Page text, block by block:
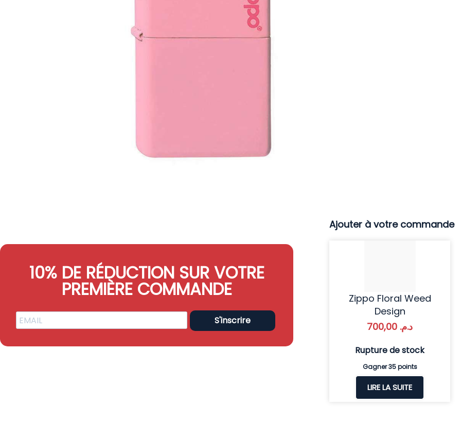
10% DE RÉDUCTION SUR VOTRE
PREMIÈRE COMMANDE
S'inscrire
Ajouter à votre commande
Zippo Floral Weed
Design
د.م.
Rupture de stock
Gagner 35 points
LIRE LA SUITE